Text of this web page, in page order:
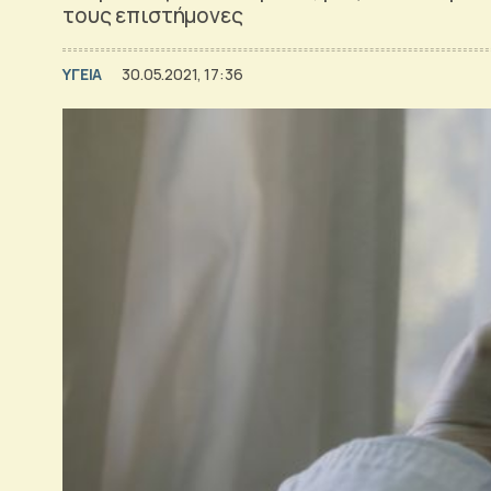
τους επιστήμονες
ΥΓΕΙΑ 30.05.2021, 17:36